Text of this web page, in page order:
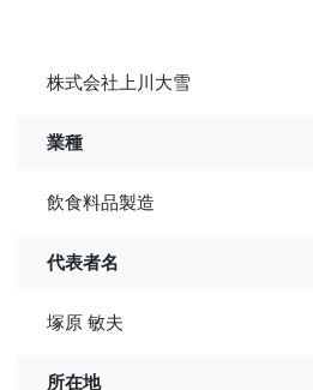
株式会社上川大雪
業種
飲食料品製造
代表者名
塚原 敏夫
所在地